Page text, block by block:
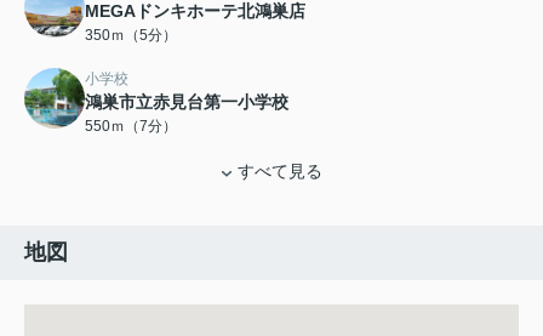
MEGAドンキホーテ北鴻巣店
350ｍ（5分）
小学校
鴻巣市立赤見台第一小学校
550ｍ（7分）
すべて見る
地図